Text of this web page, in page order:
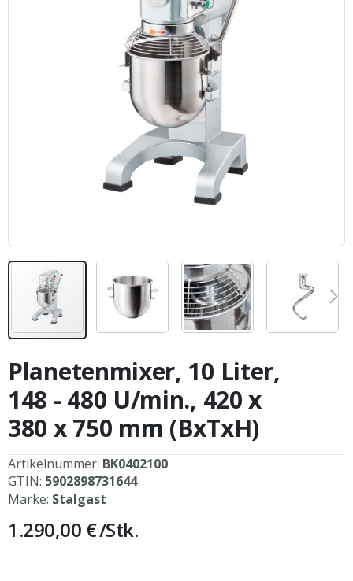
Anfang
der
Bildergalerie
springen
Planetenmixer, 10 Liter,
148 - 480 U/min., 420 x
380 x 750 mm (BxTxH)
Artikelnummer: BK0402100
GTIN: 5902898731644
Marke: Stalgast
1.290,00 €/Stk.